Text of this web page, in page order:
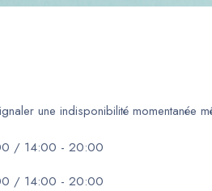
une indisponibilité momentanée
/ 14:00 - 20:00
/ 14:00 - 20:00